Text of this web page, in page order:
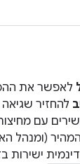
לאפשר את
להחזיר
עם
(ומנהל
ישירות